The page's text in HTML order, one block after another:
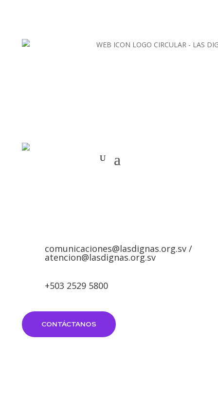
comunicaciones@lasdignas.org.sv /
atencion@lasdignas.org.sv
+503 2529 5800
CONTÁCTANOS